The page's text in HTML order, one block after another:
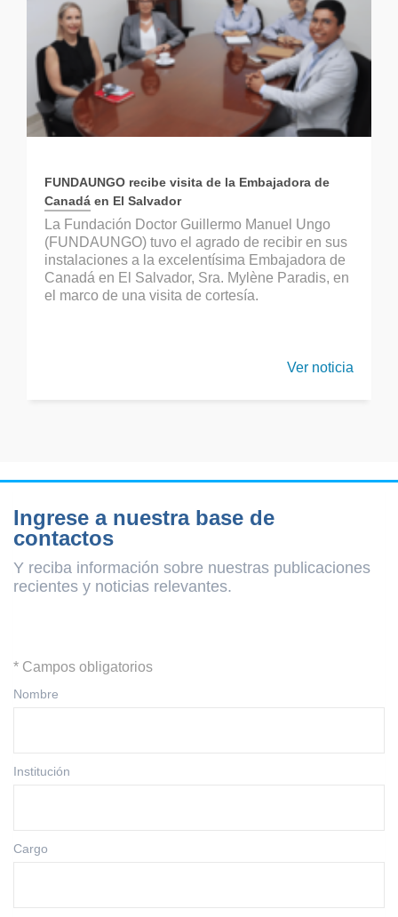
FUNDAUNGO recibe visita de la Embajadora de
Canadá en El Salvador
La Fundación Doctor Guillermo Manuel Ungo
(FUNDAUNGO) tuvo el agrado de recibir en sus
instalaciones a la excelentísima Embajadora de
Canadá en El Salvador, Sra. Mylène Paradis, en
el marco de una visita de cortesía.
Ver noticia
Ingrese a nuestra base de
contactos
Y reciba información sobre nuestras publicaciones
recientes y noticias relevantes.
* Campos obligatorios
Nombre
Institución
Cargo